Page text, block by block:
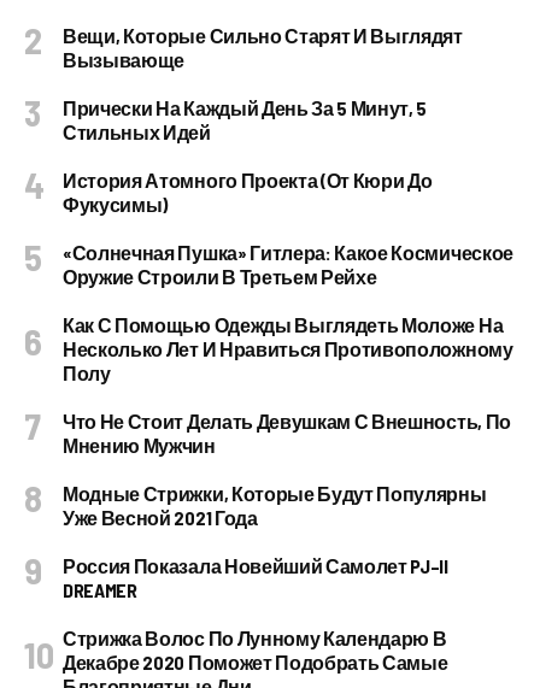
Вещи, Которые Сильно Старят И Выглядят
Вызывающе
Прически На Каждый День За 5 Минут, 5
Стильных Идей
История Атомного Проекта (от Кюри До
Фукусимы)
«Солнечная Пушка» Гитлера: Какое Космическое
Оружие Строили В Третьем Рейхе
Как С Помощью Одежды Выглядеть Моложе На
Несколько Лет И Нравиться Противоположному
Полу
Что Не Стоит Делать Девушкам С Внешность, По
Мнению Мужчин
Модные Стрижки, Которые Будут Популярны
Уже Весной 2021 Года
Россия Показала Новейший Самолет PJ–II
DREAMER
Стрижка Волос По Лунному Календарю В
Декабре 2020 Поможет Подобрать Самые